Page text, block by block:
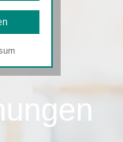
um die